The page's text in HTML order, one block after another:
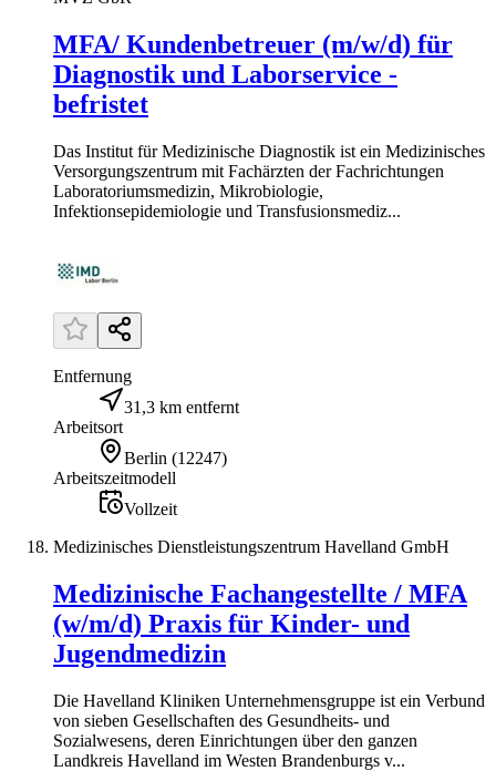
MFA/ Kundenbetreuer (m/w/d) für
Diagnostik und Laborservice -
befristet
Das Institut für Medizinische Diagnostik ist ein Medizinisches
Versorgungszentrum mit Fachärzten der Fachrichtungen
Laboratoriumsmedizin, Mikrobiologie,
Infektionsepidemiologie und Transfusionsmediz...
Entfernung
31,3 km entfernt
Arbeitsort
Berlin (12247)
Arbeitszeitmodell
Vollzeit
Medizinisches Dienstleistungszentrum Havelland GmbH
Medizinische Fachangestellte / MFA
(w/m/d) Praxis für Kinder- und
Jugendmedizin
Die Havelland Kliniken Unternehmensgruppe ist ein Verbund
von sieben Gesellschaften des Gesundheits- und
Sozialwesens, deren Einrichtungen über den ganzen
Landkreis Havelland im Westen Brandenburgs v...